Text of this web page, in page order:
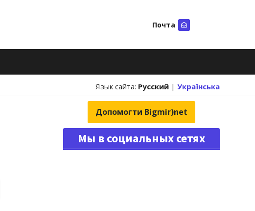
Почта
Язык сайта: Русский | Українська
Допомогти Bigmir)net
Мы в социальных сетях